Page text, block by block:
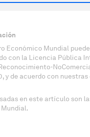
Económico Mundial
con la Licencia Pública
y de acuerdo con
en este artículo son